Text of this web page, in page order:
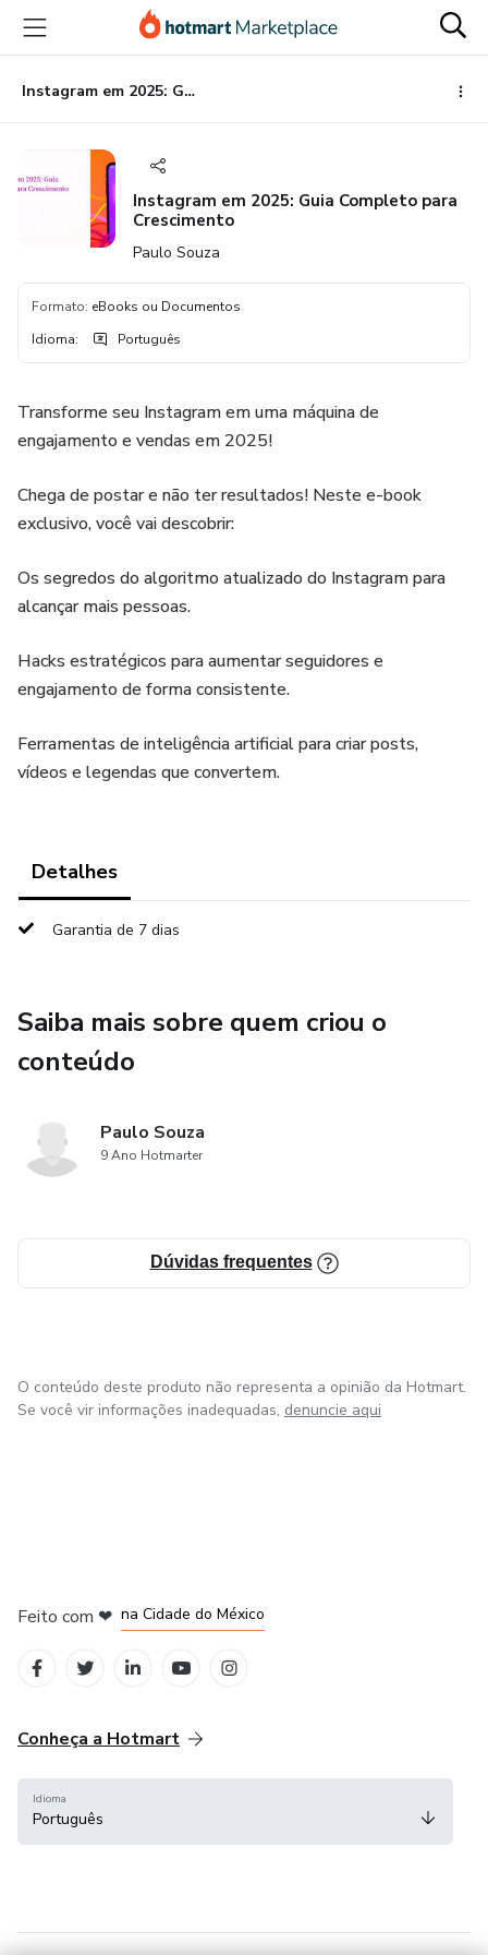
para
conteúdo
principal
para
pagamento
para
rodapé
Instagram em 2025: Guia Completo para Crescimento
Instagram em 2025: Guia Completo para
Crescimento
Paulo Souza
Formato: eBooks ou Documentos
Idioma: Português
Transforme seu Instagram em uma máquina de
engajamento e vendas em 2025!
Chega de postar e não ter resultados! Neste e-book
exclusivo, você vai descobrir:
Os segredos do algoritmo atualizado do Instagram para
alcançar mais pessoas.
Hacks estratégicos para aumentar seguidores e
engajamento de forma consistente.
Ferramentas de inteligência artificial para criar posts,
vídeos e legendas que convertem.
Detalhes
Garantia de 7 dias
Saiba mais sobre quem criou o
conteúdo
Paulo Souza
9 Ano Hotmarter
Dúvidas frequentes
O conteúdo deste produto não representa a opinião da Hotmart.
Se você vir informações inadequadas, denuncie aqui
Feito com ❤ na Cidade do México
Conheça a Hotmart
Idioma
Português